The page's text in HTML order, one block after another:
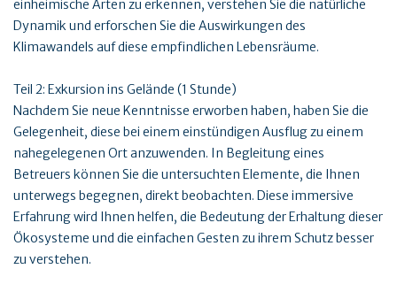
einheimische Arten zu erkennen, verstehen Sie die natürliche
Dynamik und erforschen Sie die Auswirkungen des
Klimawandels auf diese empfindlichen Lebensräume.
Teil 2: Exkursion ins Gelände (1 Stunde)
Nachdem Sie neue Kenntnisse erworben haben, haben Sie die
Gelegenheit, diese bei einem einstündigen Ausflug zu einem
nahegelegenen Ort anzuwenden. In Begleitung eines
Betreuers können Sie die untersuchten Elemente, die Ihnen
unterwegs begegnen, direkt beobachten. Diese immersive
Erfahrung wird Ihnen helfen, die Bedeutung der Erhaltung dieser
Ökosysteme und die einfachen Gesten zu ihrem Schutz besser
zu verstehen.